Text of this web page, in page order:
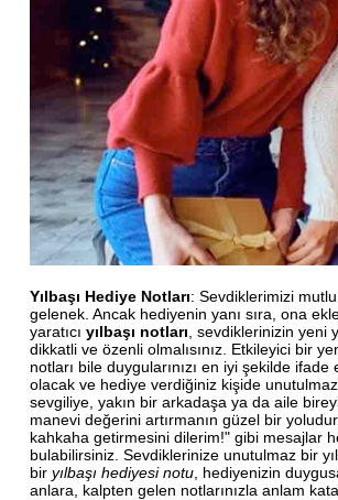
Yılbaşı Hediye Notları: Sevdiklerimizi
gelenek. Ancak hediyenin yanı sıra, ona
yaratıcı yılbaşı notları , sevdiklerinizin yeni
dikkatli ve özenli olmalısınız. Etkileyici bir
notları bile duygularınızı en iyi şekilde
olacak ve hediye verdiğiniz kişide unutulmaz
sevgiliye, yakın bir arkadaşa ya da aile
manevi değerini artırmanın güzel bir
kahkaha getirmesini dilerim!" gibi mesajlar
bulabilirsiniz. Sevdiklerinize unutulmaz bir
bir yılbaşı hediyesi notu , hediyenizin
anlara, kalpten gelen notlarınızla anlam